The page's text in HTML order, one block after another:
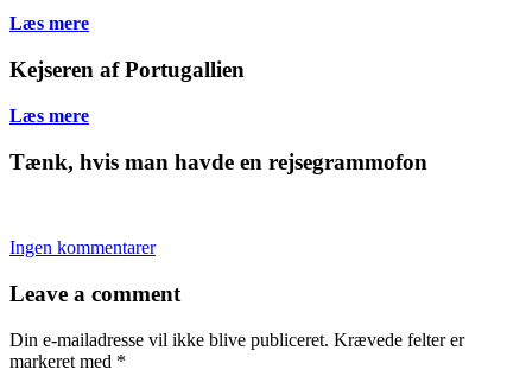
Læs mere
Kejseren af Portugallien
Læs mere
Tænk, hvis man havde en rejsegrammofon
Ingen kommentarer
Leave a comment
Din e-mailadresse vil ikke blive publiceret. Krævede felter er
markeret med *